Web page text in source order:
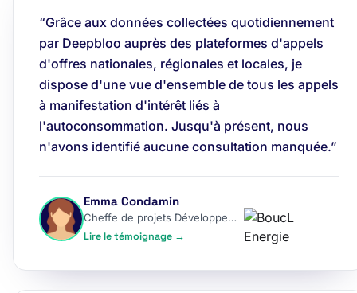
“Grâce aux données collectées quotidiennement
par Deepbloo auprès des plateformes d'appels
d'offres nationales, régionales et locales, je
dispose d'une vue d'ensemble de tous les appels
à manifestation d'intérêt liés à
l'autoconsommation. Jusqu'à présent, nous
n'avons identifié aucune consultation manquée.”
Emma Condamin
Cheffe de projets Développement
Lire le témoignage →